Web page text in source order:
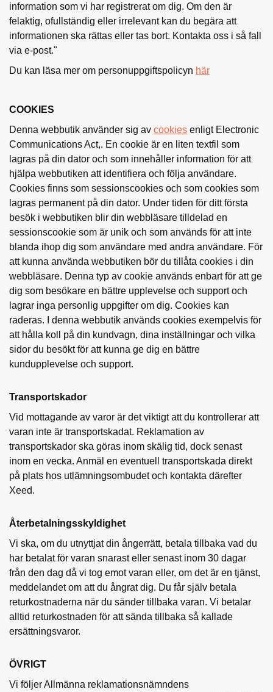
information som vi har registrerat om dig. Om den är
felaktig, ofullständig eller irrelevant kan du begära att
informationen ska rättas eller tas bort. Kontakta oss i så fall
via e-post."
Du kan läsa mer om personuppgiftspolicyn här
COOKIES
Denna webbutik använder sig av cookies enligt Electronic
Communications Act,. En cookie är en liten textfil som
lagras på din dator och som innehåller information för att
hjälpa webbutiken att identifiera och följa användare.
Cookies finns som sessionscookies och som cookies som
lagras permanent på din dator. Under tiden för ditt första
besök i webbutiken blir din webbläsare tilldelad en
sessionscookie som är unik och som används för att inte
blanda ihop dig som användare med andra användare. För
att kunna använda webbutiken bör du tillåta cookies i din
webbläsare. Denna typ av cookie används enbart för att ge
dig som besökare en bättre upplevelse och support och
lagrar inga personlig uppgifter om dig. Cookies kan
raderas. I denna webbutik används cookies exempelvis för
att hålla koll på din kundvagn, dina inställningar och vilka
sidor du besökt för att kunna ge dig en bättre
kundupplevelse och support.
Transportskador
Vid mottagande av varor är det viktigt att du kontrollerar att
varan inte är transportskadat. Reklamation av
transportskador ska göras inom skälig tid, dock senast
inom en vecka. Anmäl en eventuell transportskada direkt
på plats hos utlämningsombudet och kontakta därefter
Xeed.
Återbetalningsskyldighet
Vi ska, om du utnyttjat din ångerrätt, betala tillbaka vad du
har betalat för varan snarast eller senast inom 30 dagar
från den dag då vi tog emot varan eller, om det är en tjänst,
meddelandet om att du ångrat dig. Du får själv betala
returkostnaderna när du sänder tillbaka varan. Vi betalar
alltid returkostnaden för att sända tillbaka så kallade
ersättningsvaror.
ÖVRIGT
Vi följer Allmänna reklamationsnämndens